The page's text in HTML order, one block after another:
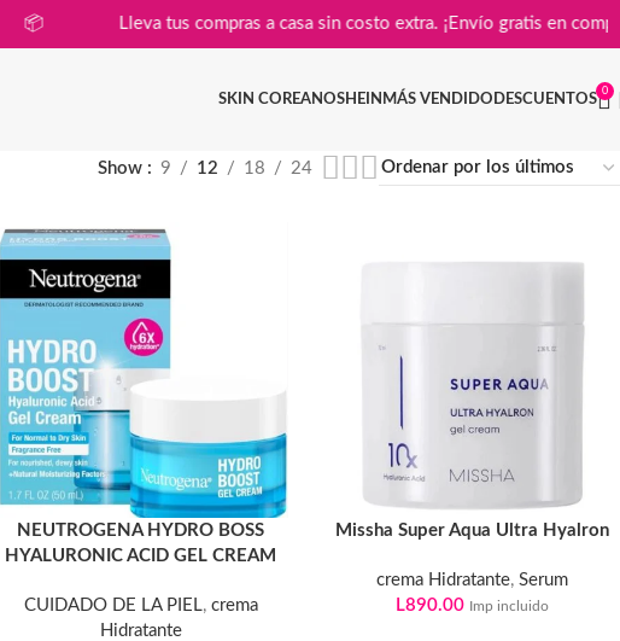
Lleva tus compras a casa sin costo extra. ¡Envío gratis
SKIN COREANOSHEIN MÁS VENDIDO DESCUENTOS
0
Show 9 12 18 24
NEUTROGENA HYDRO BOSS
HYALURONIC ACID GEL CREAM
CUIDADO DE LA PIEL, crema
Hidratante
Missha Super Aqua Ultra Hyalron
crema Hidratante,Serum
L890.00 Imp incluido